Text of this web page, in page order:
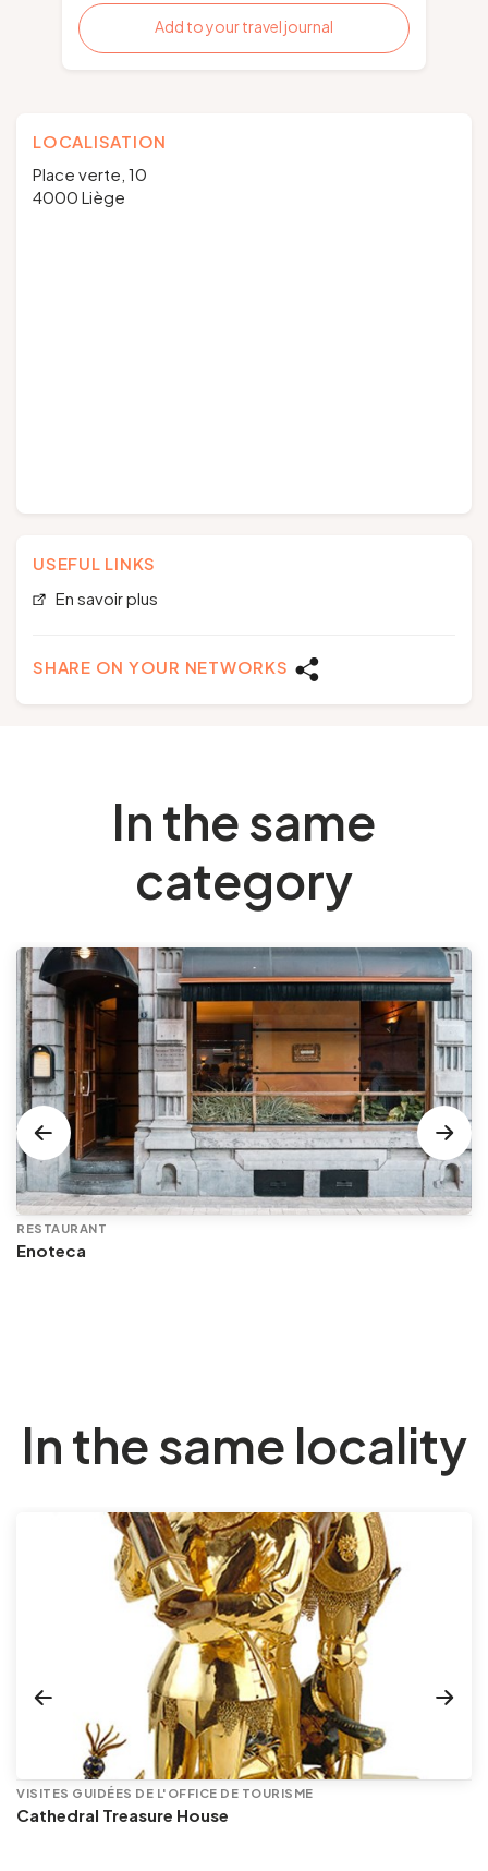
Add to your travel journal
LOCALISATION
Place verte, 10
4000 Liège
USEFUL LINKS
En savoir plus
SHARE ON YOUR NETWORKS
In the same
category
RESTAURANT
Enoteca
In the same locality
VISITES GUIDÉES DE L'OFFICE DE TOURISME
Cathedral Treasure House